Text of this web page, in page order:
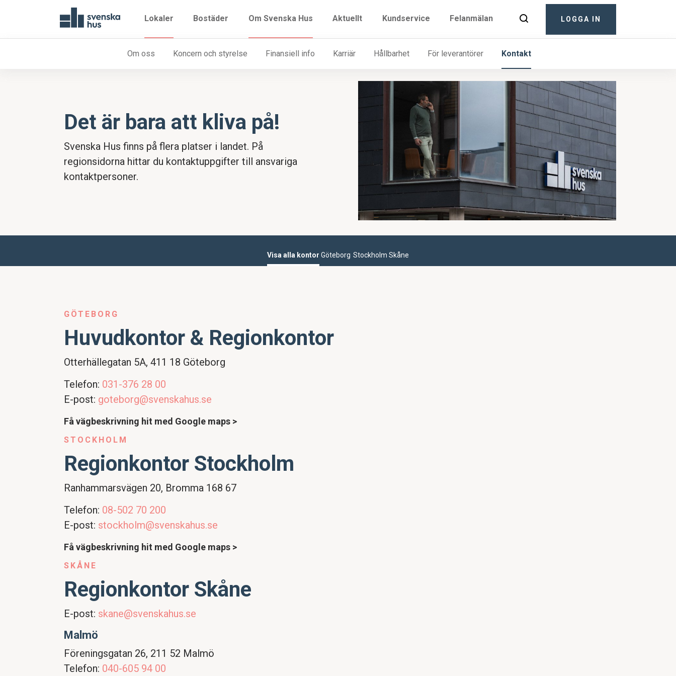
Lokaler
Lediga lokaler Projekt Fastigheter Rådgivning Visning Hyresgäster Kontakt
Bostäder Om Svenska Hus
Om oss Koncern och styrelse Finansiell info Karriär Hållbarhet För leverantörer Kontakt
Aktuellt Kundservice Felanmälan LOGGA IN
Det är bara att kliva på!
Svenska Hus finns på flera platser i landet. På
regionsidorna hittar du kontaktuppgifter till ansvariga
kontaktpersoner.
Visa alla kontor Göteborg Stockholm Skåne
GÖTEBORG
Huvudkontor & Regionkontor
Otterhällegatan 5A, 411 18 Göteborg
Telefon: 031-376 28 00
E-post: goteborg@svenskahus.se
Få vägbeskrivning hit med Google maps>
STOCKHOLM
Regionkontor Stockholm
Ranhammarsvägen 20, Bromma 168 67
Telefon: 08-502 70 200
E-post: stockholm@svenskahus.se
Få vägbeskrivning hit med Google maps>
SKÅNE
Regionkontor Skåne
E-post: skane@svenskahus.se
Malmö
Föreningsgatan 26, 211 52 Malmö
Telefon: 040-605 94 00